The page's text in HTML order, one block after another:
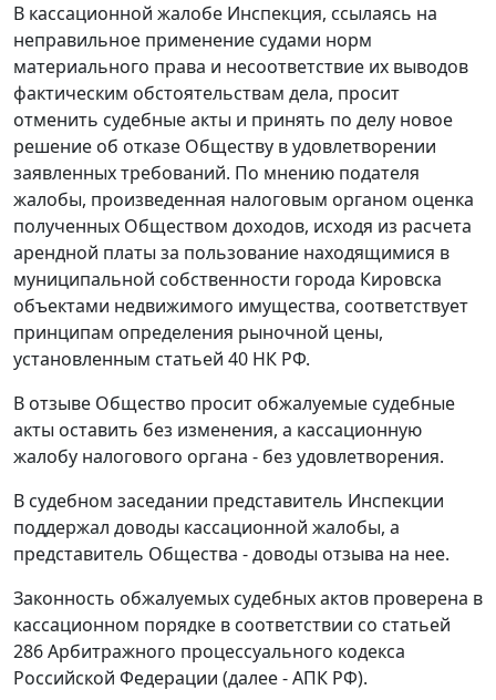
В кассационной жалобе Инспекция, ссылаясь на
неправильное применение судами норм
материального права и несоответствие их выводов
фактическим обстоятельствам дела, просит
отменить судебные акты и принять по делу новое
решение об отказе Обществу в удовлетворении
заявленных требований. По мнению подателя
жалобы, произведенная налоговым органом оценка
полученных Обществом доходов, исходя из расчета
арендной платы за пользование находящимися в
муниципальной собственности города Кировска
объектами недвижимого имущества, соответствует
принципам определения рыночной цены,
установленным статьей 40 НК РФ.
В отзыве Общество просит обжалуемые судебные
акты оставить без изменения, а кассационную
жалобу налогового органа - без удовлетворения.
В судебном заседании представитель Инспекции
поддержал доводы кассационной жалобы, а
представитель Общества - доводы отзыва на нее.
Законность обжалуемых судебных актов проверена в
кассационном порядке в соответствии со статьей
286Арбитражного процессуального кодекса
Российской Федерации (далее - АПК РФ).